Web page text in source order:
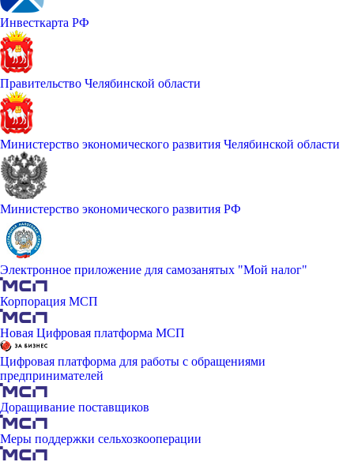
Инвесткарта РФ
Правительство Челябинской области
Министерство экономического развития Челябинской области
Министерство экономического развития РФ
Электронное приложение для самозанятых "Мой налог"
Корпорация МСП
Новая Цифровая платформа МСП
Цифровая платформа для работы с обращениями
предпринимателей
Доращивание поставщиков
Меры поддержки сельхозкооперации